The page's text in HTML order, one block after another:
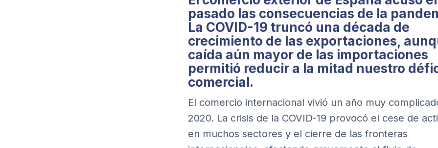
pasado las consecuencias de la
La COVID-19 truncó una década de
crecimiento de las exportaciones,
caída aún mayor de las importaciones
permitió reducir a la mitad nuestro
comercial.
El comercio internacional vivió un año muy
2020. La crisis de la COVID-19 provocó el cese de
en muchos sectores y el cierre de las fronteras